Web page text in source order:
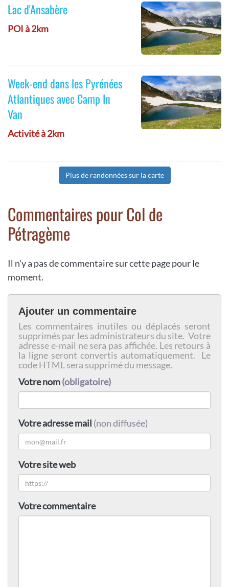
Lac d'Ansabère
POI à 2km
Week-end dans les Pyrénées
Atlantiques avec Camp In
Van
Activité à 2km
Plus de randonnées sur la carte
Commentaires pour Col de
Pétragème
Il n'y a pas de commentaire sur cette page pour le
moment.
Ajouter un commentaire
Les commentaires inutiles ou déplacés seront
supprimés par les administrateurs du site. Votre
adresse e-mail ne sera pas affichée. Les retours à
la ligne seront convertis automatiquement. Le
code HTML sera supprimé du message.
Votre nom(obligatoire)
Votre adresse mail (non diffusée)
Votre site web
Votre commentaire